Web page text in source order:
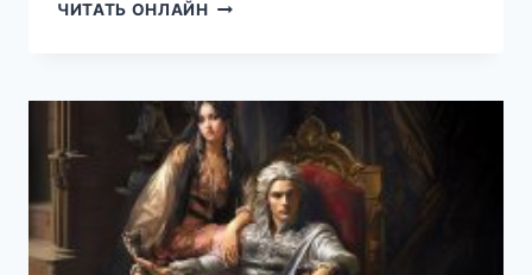
ЧИТАТЬ ОНЛАЙН ИЗМЕНА.
ЛЮБВИ